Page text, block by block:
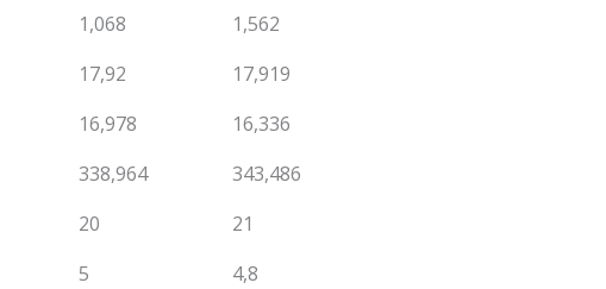
1,068
1,562
17,92
17,919
16,978
16,336
338,964
343,486
20
21
5 4,8